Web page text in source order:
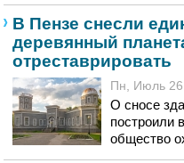
В Пензе снесли
деревянный
отреставрировать
Пн, Июль
О сносе
построили
общество